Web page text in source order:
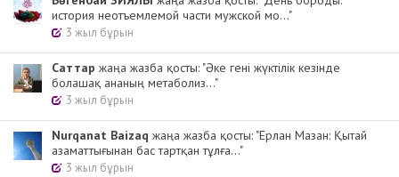
история неотъемлемой части мужской мо..."
3 жыл бұрын
Cаттар жаңа жазба қосты: "Әке гені жүктілік кезінде
болашақ ананың метаболиз..."
3 жыл бұрын
Nurqanat Baizaq жаңа жазба қосты: "Ерлан Мазан: Қытай
азаматтығынан бас тартқан тұлға..."
3 жыл бұрын